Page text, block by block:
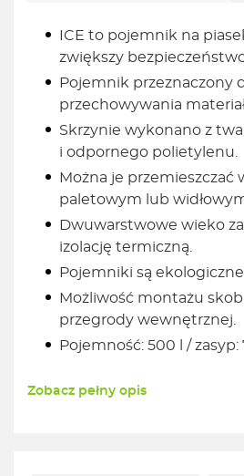
ICE to pojemnik na
zwiększy
Pojemnik przeznaczony
przechowywania
Skrzynie wykonano z
i odpornego polietylenu.
Można je przemieszczać
paletowym lub
Dwuwarstwowe wieko
izolację termiczną.
Pojemniki są
Możliwość montażu
przegrody wewnętrznej.
Pojemność: 500 l / zasyp:
Zobacz pełny opis